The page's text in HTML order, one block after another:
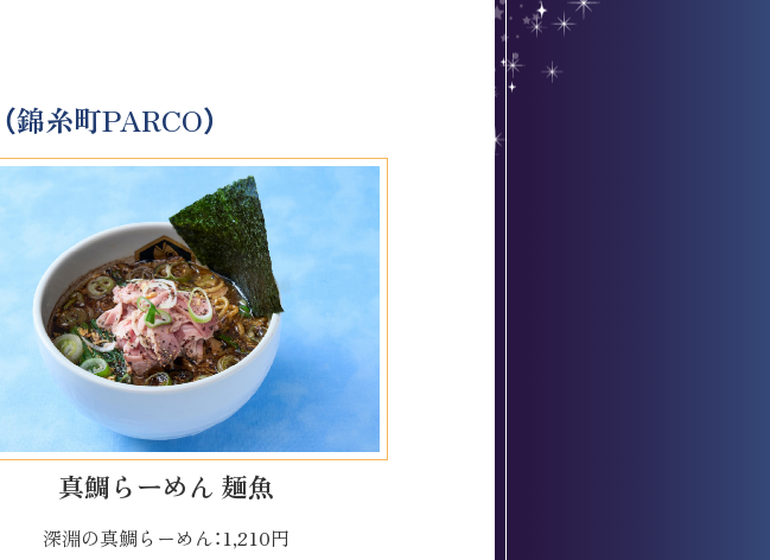
（錦糸町PARCO）
真鯛らーめん 麺魚
深淵の真鯛らーめん：1,210円